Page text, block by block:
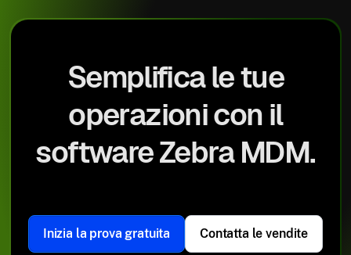
Semplifica le tue
operazioni con il
software Zebra MDM.
Inizia la prova gratuita Contatta le vendite